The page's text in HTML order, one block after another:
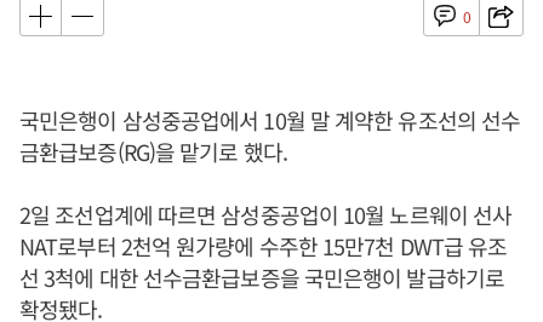
0
국민은행이 삼성중공업에서 10월 말 계약한 유조선의 선수
금환급보증(RG)을 맡기로 했다.
2일 조선업계에 따르면 삼성중공업이 10월 노르웨이 선사
NAT로부터 2천억 원가량에 수주한 15만7천 DWT급 유조
선 3척에 대한 선수금환급보증을 국민은행이 발급하기로
확정됐다.